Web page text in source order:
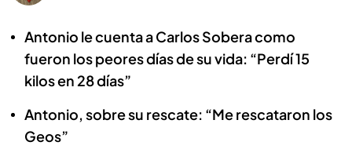
Antonio le cuenta a Carlos Sobera como
fueron los peores días de su vida: “Perdí 15
kilos en 28 días”
Antonio, sobre su rescate: “Me rescataron los
Geos”